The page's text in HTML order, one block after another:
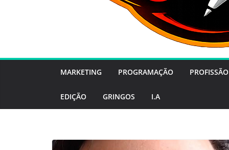
MARKETING PROGRAMAÇÃO PROFISSÃO
EDIÇÃO GRINGOS I.A